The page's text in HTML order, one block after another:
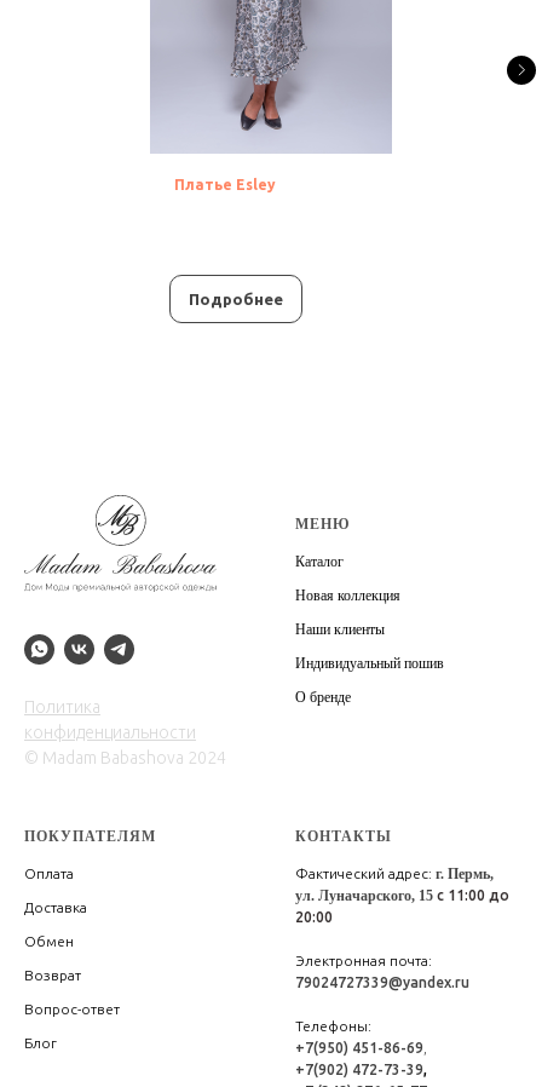
Платье Esley
Подробнее
Политика
конфиденциальности
© Madam Babashova 2024
МЕНЮ
Каталог
Новая коллекция
Наши клиенты
Индивидуальный пошив
О бренде
ПОКУПАТЕЛЯМ
Оплата
Доставка
Обмен
Возврат
Вопрос-ответ
Блог
КОНТАКТЫ
Фактический адрес: г. Пермь,
ул. Луначарского, 15 с 11:00 до
20:00
Электронная почта:
79024727339@yandex.ru
Телефоны:
+7(950) 451-86-69
+7(902) 472-73-39,